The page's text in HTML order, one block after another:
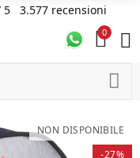
3.577 recensioni
0
NON DISPONIBILE
-27%